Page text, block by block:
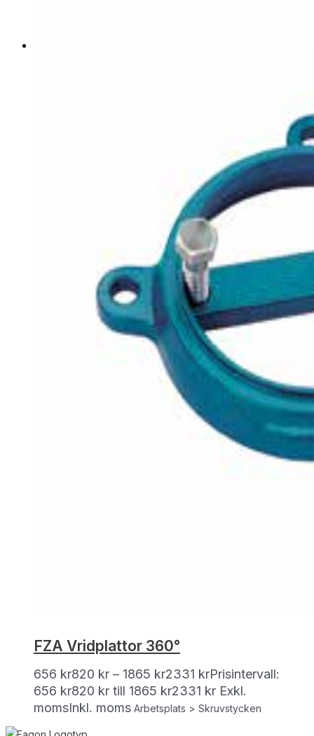
FZA Vridplattor 360°
656 kr820 kr – 1865 kr2331 krPrisintervall:
656 kr820 kr till 1865 kr2331 kr Exkl.
momsInkl. moms Arbetsplats > Skruvstycken